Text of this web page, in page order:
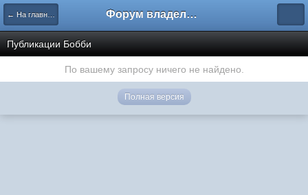
← На главную Форум владельцев интернет-магазинов
Публикации Бобби
По вашему запросу ничего не найдено.
Полная версия